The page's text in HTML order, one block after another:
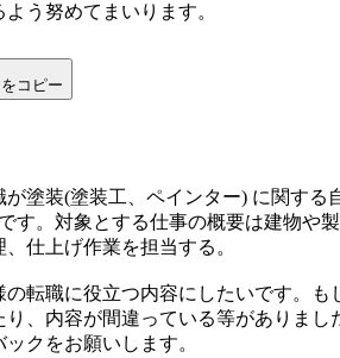
う努めてまいります。
コピー
が塗装(塗装工、ペインター) に関する
す。対象とする仕事の概要は建物や製
仕上げ作業を担当する。
の転職に役立つ内容にしたいです。も
り、内容が間違っている等がありまし
クをお願いします。